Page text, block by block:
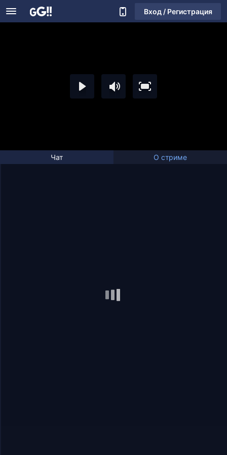
Вход / Регистрация
Чат О стриме